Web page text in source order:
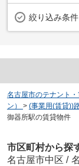
絞り込み条件
名古屋市のテナント
ン）
> (事業用(賃貸))
御器所駅の賃貸物件
市区町村から探
名古屋市中区 /